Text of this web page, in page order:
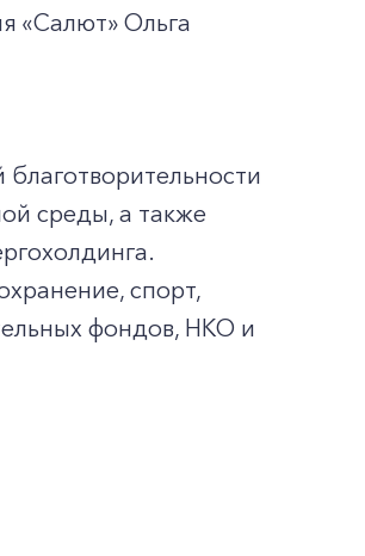
«Салют» Ольга
среды, а также
спорт,
фондов, НКО и